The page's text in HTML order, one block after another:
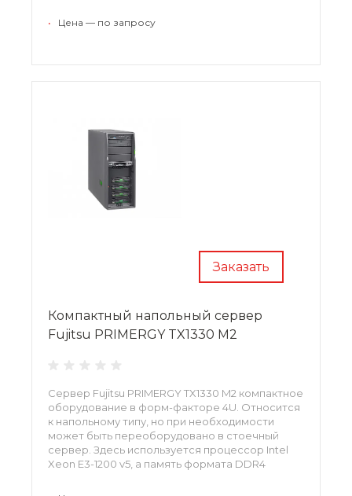
тихая работа обеспечивают стабильность и
• Цена — по запросу
Заказать
Компактный напольный сервер
Fujitsu PRIMERGY TX1330 M2
Сервер Fujitsu PRIMERGY TX1330 M2 компактное
оборудование в форм-факторе 4U. Относится
к напольному типу, но при необходимости
может быть переоборудовано в стоечный
сервер. Здесь используется процессор Intel
Xeon E3-1200 v5, а память формата DDR4